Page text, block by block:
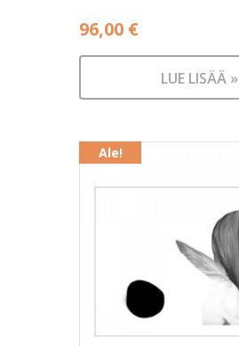
96,00 €
LUE LISÄÄ »
Ale!